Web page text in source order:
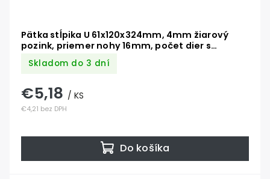
Pätka stĺpika U 61x120x324mm, 4mm žiarový
pozink, priemer nohy 16mm, počet dier s
priemerom 11mm-6ks
Skladom do 3 dní
€4,21 bez DPH
€5,18 / KS
Do košíka